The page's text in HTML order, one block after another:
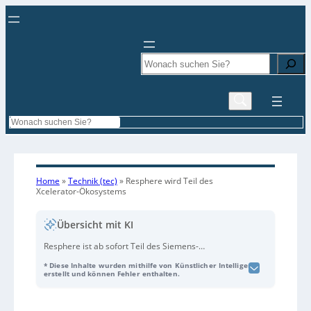
Search
Search
Home »Technik (tec) » Resphere wird Teil des
Xcelerator-Ökosystems
Übersicht mit KI
Resphere ist ab sofort Teil des Siemens-
Accelerator“, das Unternehmen
* Diese Inhalte wurden mithilfe von Künstlicher Intelligenz
erstellt und können Fehler enthalten.